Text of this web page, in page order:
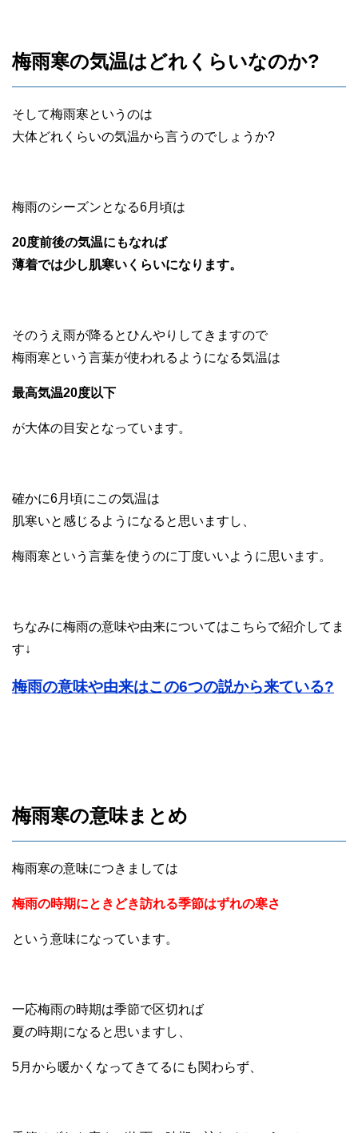
梅雨寒の気温はどれくらいなのか?
そして梅雨寒というのは
大体どれくらいの気温から言うのでしょうか?
梅雨のシーズンとなる6月頃は
20度前後の気温にもなれば
薄着では少し肌寒いくらいになります。
そのうえ雨が降るとひんやりしてきますので
梅雨寒という言葉が使われるようになる気温は
最高気温20度以下
が大体の目安となっています。
確かに6月頃にこの気温は
肌寒いと感じるようになると思いますし、
梅雨寒という言葉を使うのに丁度いいように思います。
ちなみに梅雨の意味や由来についてはこちらで紹介してま
す↓
梅雨の意味や由来はこの6つの説から来ている?
梅雨寒の意味まとめ
梅雨寒の意味につきましては
梅雨の時期にときどき訪れる季節はずれの寒さ
という意味になっています。
一応梅雨の時期は季節で区切れば
夏の時期になると思いますし、
5月から暖かくなってきてるにも関わらず、